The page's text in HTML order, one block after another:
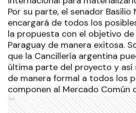
Por su parte, el senador Basilio
encargará de todos los
la propuesta con el objetivo de
Paraguay de manera exitosa.
que la Cancillería argentina
última parte del proyecto y así
de manera formal a todos los
componen al Mercado Común
Ads